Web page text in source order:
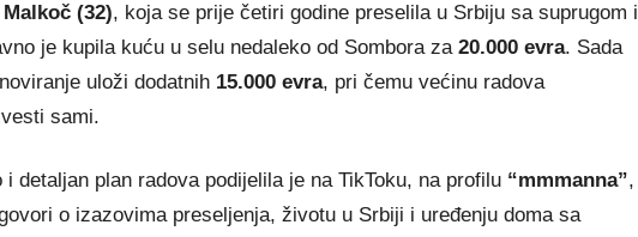
(32), koja se prije četiri godine preselila u Srbiju sa suprugom i
je kupila kuću u selu nedaleko od Sombora za 20.000 evra. Sada
uloži dodatnih 15.000 evra, pri čemu većinu radova
sami.
detaljan plan radova podijelila je na TikToku, na profilu “mmmanna”,
o izazovima preseljenja, životu u Srbiji i uređenju doma sa